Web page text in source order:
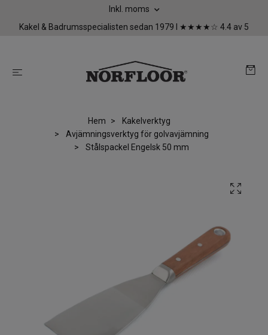
Inkl. moms
Kakel & Badrumsspecialisten sedan 1979 I ★★★★☆ 4.4 av 5
Hem
Kakelverktyg
Avjämningsverktyg för golvavjämning
Stålspackel Engelsk 50 mm